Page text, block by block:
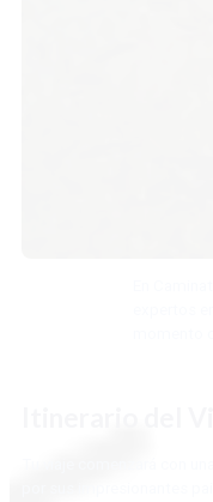
En
expertos
Tu viaje comenzará con
por sus impresionantes